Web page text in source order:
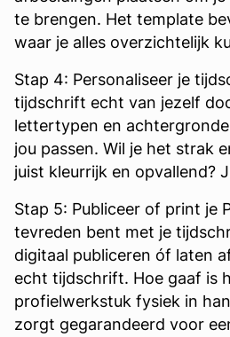
te brengen. Het template
waar je alles overzichtelijk
Stap 4: Personaliseer je
tijdschrift echt van jezelf
lettertypen en
jou passen. Wil je het strak
juist kleurrijk en opvallend?
Stap 5: Publiceer of print je
tevreden bent met je
digitaal publiceren óf laten
echt tijdschrift. Hoe gaaf is
profielwerkstuk fysiek in
zorgt gegarandeerd voor